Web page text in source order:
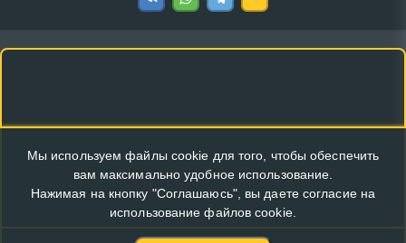
Мы используем файлы cookie для того, чтобы обеспечить
вам максимально удобное использование.
Нажимая на кнопку "Соглашаюсь", вы даете согласие на
использование файлов cookie.